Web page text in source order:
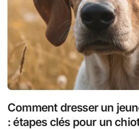
Comment dresser un
: étapes clés pour un